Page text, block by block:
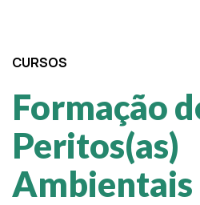
CURSOS
Formação
Peritos(as)
Ambientais